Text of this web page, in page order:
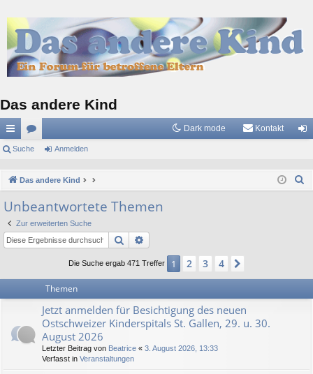
Das andere Kind
ch
llz
ug
riff
or
Dark mode Kontakt
el
Suche Anmelden
Das andere Kind
Unbeantwortete Themen
Zur erweiterten Suche
Suche
Die Suche ergab 471 Treffer 1 2 3 4
Themen
Jetzt anmelden für Besichtigung des neuen
Ostschweizer Kinderspitals St. Gallen, 29. u. 30.
August 2026
Letzter Beitrag von Beatrice « 3. August 2026, 13:33
Verfasst in Veranstaltungen